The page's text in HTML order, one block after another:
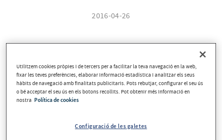
2016-04-26
Utilitzem cookies pròpies i de tercers per a facilitar la teva navegació en la web,
fixar les teves preferències, elaborar informació estadística i analitzar els seus
hàbits de navegació amb finalitats publicitaris. Pots rebutjar, configurar el seu ús
o bé acceptar el seu ús en els botons recollits. Pot obtenir més informació en
nostra Política de cookies
Configuració de les galetes